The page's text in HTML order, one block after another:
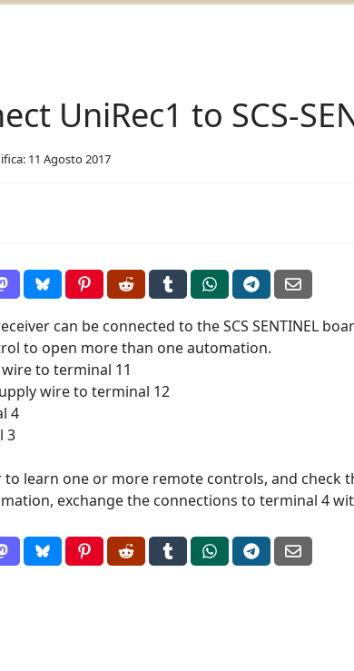
UniRec1 to SCS-
11 Agosto 2017
can be connected to the SCS SENTINEL
to open more than one automation.
to terminal 11
wire to terminal 12
4
3
learn one or more remote controls, and check
exchange the connections to terminal 4
UniRec1 to Normstahl 2500